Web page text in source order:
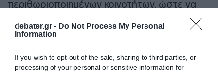
debater.gr - Do Not Process My Personal
Information
If you wish to opt-out of the sale, sharing to third parties, or
processing of your personal or sensitive information for
περιθωριοποιημένων κοινοτήτων, ώστε να
συμμετέχουν ουσιαστικά στη διακυβέρνηση.
πηγή στην Google